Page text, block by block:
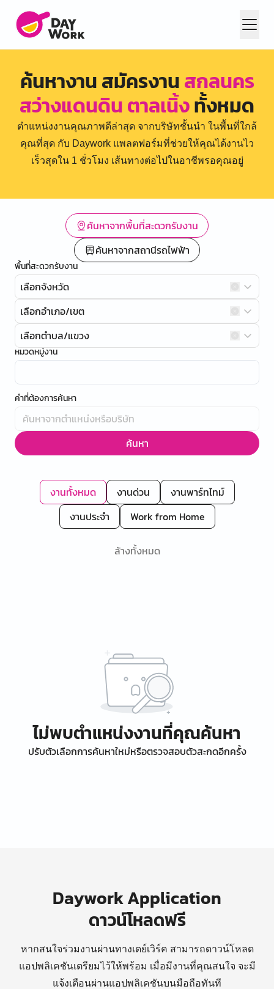
ค้นหางาน สมัครงานสกลนคร
สว่างแดนดิน ตาลเนิ้งทั้งหมด
ตำแหน่งงานคุณภาพดีล่าสุด จากบริษัทชั้นนำ ในพื้นที่ใกล้
คุณที่สุด กับ Daywork แพลตฟอร์มที่ช่วยให้คุณได้งานไว
เร็วสุดใน 1 ชั่วโมง เส้นทางต่อไปในอาชีพรอคุณอยู่
ค้นหาจากพื้นที่สะดวกรับงาน
ค้นหาจากสถานีรถไฟฟ้า
พื้นที่สะดวกรับงาน
เลือกจังหวัด
เลือกอำเภอ/เขต
เลือกตำบล/แขวง
หมวดหมู่งาน
คำที่ต้องการค้นหา
ค้นหา
งานทั้งหมด งานด่วน
งานพาร์ทไทม์
งานประจำ
Work from Home
ล้างทั้งหมด
ไม่พบตำแหน่งงานที่คุณค้นหา
ปรับตัวเลือกการค้นหาใหม่หรือตรวจสอบตัวสะกดอีกครั้ง
Daywork Application
ดาวน์โหลดฟรี
หากสนใจร่วมงานผ่านทางเดย์เวิร์ค สามารถดาวน์โหลด
แอปพลิเคชันเตรียมไว้ให้พร้อม เมื่อมีงานที่คุณสนใจ จะมี
แจ้งเตือนผ่านแอปพลิเคชันบนมือถือทันที